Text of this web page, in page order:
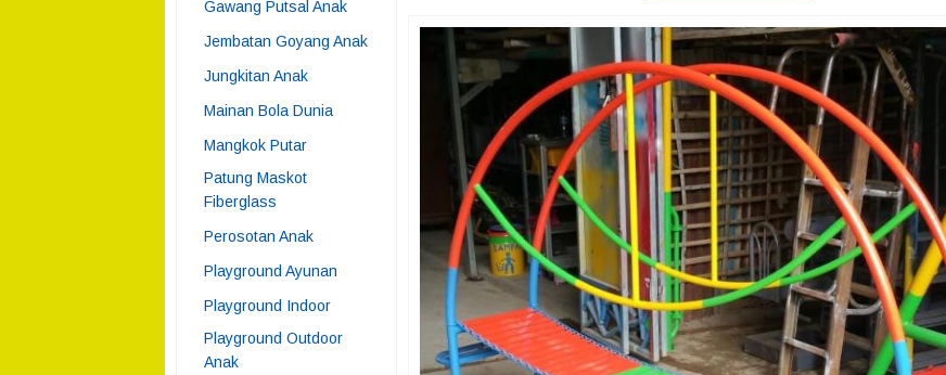
Gawang Putsal Anak
Jembatan Goyang Anak
Jungkitan Anak
Mainan Bola Dunia
Mangkok Putar
Patung Maskot
Fiberglass
Perosotan Anak
Playground Ayunan
Playground Indoor
Playground Outdoor
Anak